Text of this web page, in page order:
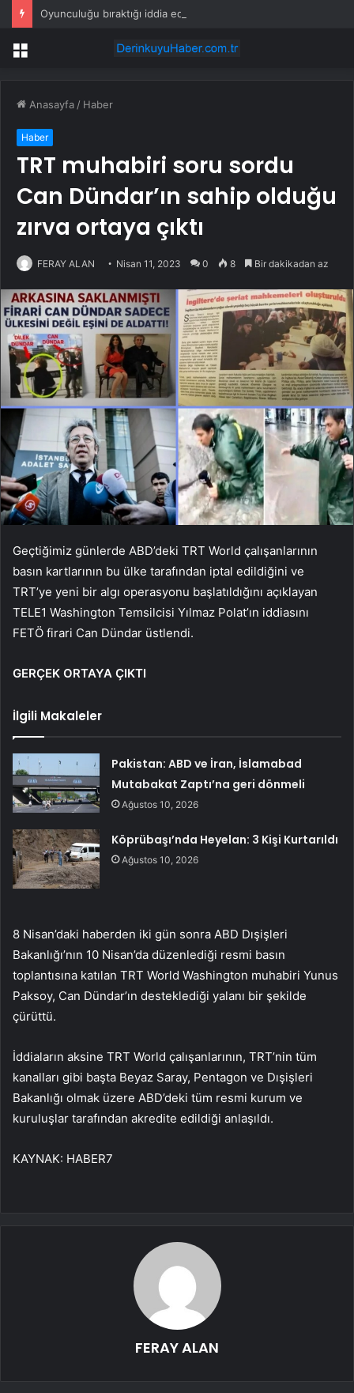
Menü
Anasayfa / Haber
Haber
TRT muhabiri soru sordu
Can Dündar’ın sahip olduğu
zırva ortaya çıktı
FERAY ALAN Nisan 11, 2023 0 8 Bir dakikadan az
Geçtiğimiz günlerde ABD’deki TRT World çalışanlarının
basın kartlarının bu ülke tarafından iptal edildiğini ve
TRT’ye yeni bir algı operasyonu başlatıldığını açıklayan
TELE1 Washington Temsilcisi Yılmaz Polat’ın iddiasını
FETÖ firari Can Dündar üstlendi.
GERÇEK ORTAYA ÇIKTI
İlgili Makaleler
Pakistan: ABD ve İran, İslamabad
Mutabakat Zaptı’na geri dönmeli
Ağustos 10, 2026
Köprübaşı’nda Heyelan: 3 Kişi Kurtarıldı
Ağustos 10, 2026
8 Nisan’daki haberden iki gün sonra ABD Dışişleri
Bakanlığı’nın 10 Nisan’da düzenlediği resmi basın
toplantısına katılan TRT World Washington muhabiri Yunus
Paksoy, Can Dündar’ın desteklediği yalanı bir şekilde
çürüttü.
İddiaların aksine TRT World çalışanlarının, TRT’nin tüm
kanalları gibi başta Beyaz Saray, Pentagon ve Dışişleri
Bakanlığı olmak üzere ABD’deki tüm resmi kurum ve
kuruluşlar tarafından akredite edildiği anlaşıldı.
KAYNAK: HABER7
FERAY ALAN